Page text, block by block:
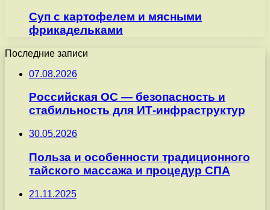
Суп с картофелем и мясными
фрикадельками
Последние записи
07.08.2026
Российская ОС — безопасность и
стабильность для ИТ-инфраструктур
30.05.2026
Польза и особенности традиционного
тайского массажа и процедур СПА
21.11.2025